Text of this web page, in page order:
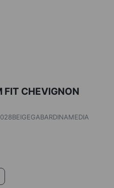
FIT CHEVIGNON